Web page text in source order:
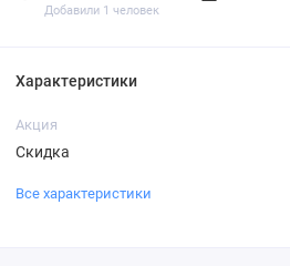
Добавили 1 человек
Характеристики
Акция
Скидка
Все характеристики